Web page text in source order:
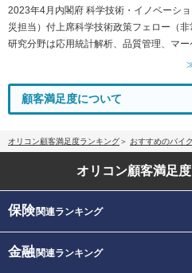
2023年4月内閣府 科学技術・イノベーシ
災担当）付上席科学技術政策フェロー（非
研究分野は応用統計解析、品質管理、マー
顧客満足度について
オリコン顧客満足度ランキング おすすめのバイ
オリコン顧客満足度
保険関連ランキング
金融関連ランキング